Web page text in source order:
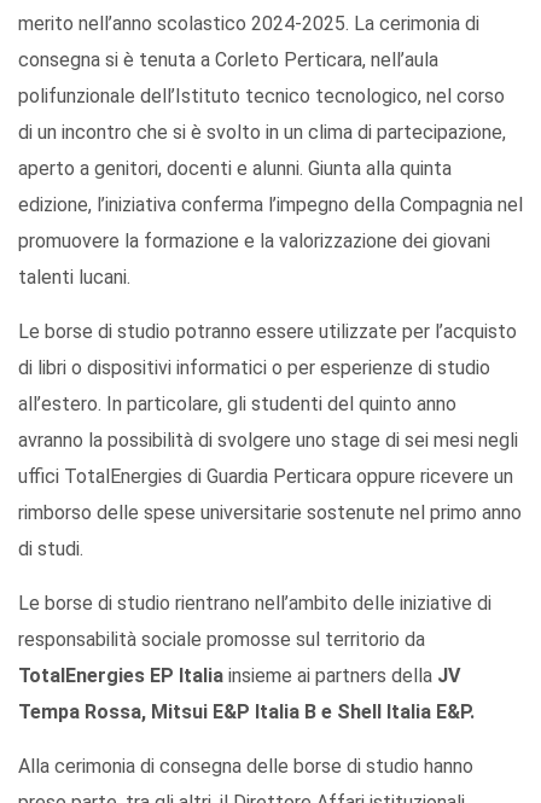
merito nell’anno scolastico 2024-2025. La cerimonia di
consegna si è tenuta a Corleto Perticara, nell’aula
polifunzionale dell’Istituto tecnico tecnologico, nel corso
di un incontro che si è svolto in un clima di partecipazione,
aperto a genitori, docenti e alunni. Giunta alla quinta
edizione, l’iniziativa conferma l’impegno della Compagnia nel
promuovere la formazione e la valorizzazione dei giovani
talenti lucani.
Le borse di studio potranno essere utilizzate per l’acquisto
di libri o dispositivi informatici o per esperienze di studio
all’estero. In particolare, gli studenti del quinto anno
avranno la possibilità di svolgere uno stage di sei mesi negli
uffici TotalEnergies di Guardia Perticara oppure ricevere un
rimborso delle spese universitarie sostenute nel primo anno
di studi.
Le borse di studio rientrano nell’ambito delle iniziative di
responsabilità sociale promosse sul territorio da
TotalEnergies EP Italia insieme ai partners della JV
Tempa Rossa, Mitsui E&P Italia B e Shell Italia E&P.
Alla cerimonia di consegna delle borse di studio hanno